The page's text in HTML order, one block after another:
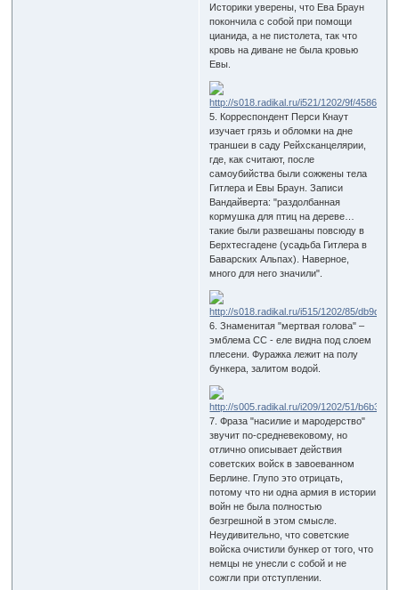
Историки уверены, что Ева Браун
покончила с собой при помощи
цианида, а не пистолета, так что
кровь на диване не была кровью
Евы.
5. Корреспондент Перси Кнаут
изучает грязь и обломки на дне
траншеи в саду Рейхсканцелярии,
где, как считают, после
самоубийства были сожжены тела
Гитлера и Евы Браун. Записи
Вандайверта: "раздолбанная
кормушка для птиц на дереве…
такие были развешаны повсюду в
Берхтесгадене (усадьба Гитлера в
Баварских Альпах). Наверное,
много для него значили".
6. Знаменитая "мертвая голова" –
эмблема СС - еле видна под слоем
плесени. Фуражка лежит на полу
бункера, залитом водой.
7. Фраза "насилие и мародерство"
звучит по-средневековому, но
отлично описывает действия
советских войск в завоеванном
Берлине. Глупо это отрицать,
потому что ни одна армия в истории
войн не была полностью
безгрешной в этом смысле.
Неудивительно, что советские
войска очистили бункер от того, что
немцы не унесли с собой и не
сожгли при отступлении.